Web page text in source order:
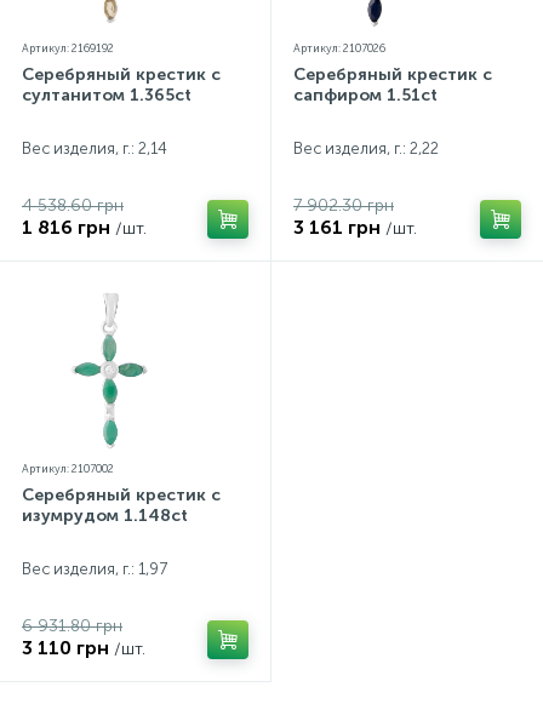
Артикул: 2169192
Серебряный крестик с
султанитом 1.365ct
Вес изделия, г.: 2,14
4 538.60 грн
1 816 грн /шт.
Артикул: 2107026
Серебряный крестик с
сапфиром 1.51ct
Вес изделия, г.: 2,22
7 902.30 грн
3 161 грн /шт.
Артикул: 2107002
Серебряный крестик с
изумрудом 1.148ct
Вес изделия, г.: 1,97
6 931.80 грн
3 110 грн /шт.